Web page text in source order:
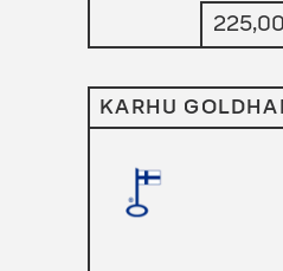
225,00
KARHU